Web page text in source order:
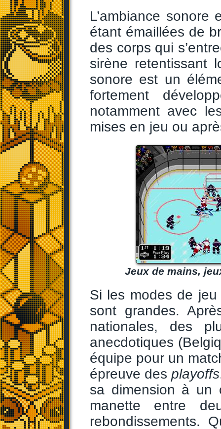
L’ambiance
étant émaillées de
des corps qui
sirène retentissant
sonore est un
fortement
notamment avec
mises en jeu ou
Jeux de mains,
Si les modes de
sont grandes.
nationales, des
anecdotiques
équipe pour un
épreuve desplayoffs
sa dimension à un
manette entre
rebondissements.